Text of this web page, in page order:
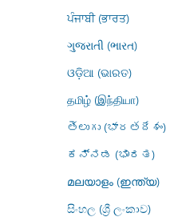
ਪੰਜਾਬੀ (ਭਾਰਤ)
ગુજરાતી (ભારત)
ଓଡ଼ିଆ (ଭାରତ)
தமிழ் (இந்தியா)
తెలుగు (భారతదేశం)
ಕನ್ನಡ (ಭಾರತ)
മലയാളം (ഇന്ത്യ)
සිංහල (ශ්‍රී ලංකාව)